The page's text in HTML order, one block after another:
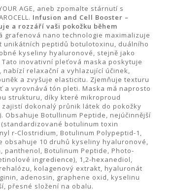
YOUR AGE, aneb zpomalte stárnutí s
Infusion and Cell Booster –
a rozzáří vaši pokožku během
grafenová nano technologie maximalizuje
unikátních peptidů botulotoxinu, duálního
kyseliny hyaluronové, stejně jako
inovativní pleťová maska poskytuje
nabízí relaxační a vyhlazující účinek,
a zvyšuje elasticitu. Zjemňuje texturu
a vyrovnává tón pleti. Maska má naprosto
strukturu, díky které mikroproud
dokonalý průnik látek do pokožky
Obsahuje Botullinum Peptide, nejúčinnější
botulinum toxin
r-Clostridium, Botulinum Polypeptid-1,
obsahuje 10 druhů kyseliny hyaluronové,
panthenol, Botulinum Peptide, Photo-
ingredience), 1,2-hexanediol,
kolagenový extrakt, hyaluronát
adenosin, graphene oxid, kyselinu
přesné složení na obalu.